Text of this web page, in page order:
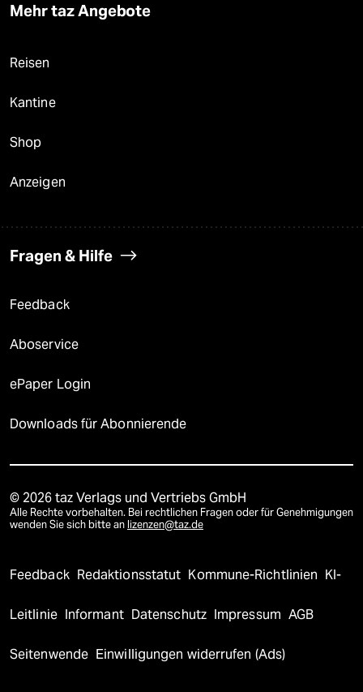
Mehr taz Angebote
Reisen
Kantine
Shop
Anzeigen
Fragen & Hilfe
Feedback
Aboservice
ePaper Login
Downloads für Abonnierende
© 2026 taz Verlags und Vertriebs GmbH
Alle Rechte vorbehalten. Bei rechtlichen Fragen oder für Genehmigungen
wenden Sie sich bitte an lizenzen@taz.de
Feedback Redaktionsstatut Kommune-Richtlinien KI-
Leitlinie Informant Datenschutz Impressum AGB
Seitenwende Einwilligungen widerrufen (Ads)